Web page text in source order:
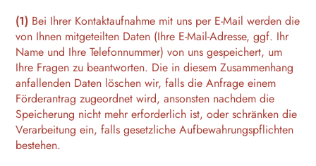
(1) Bei Ihrer Kontaktaufnahme mit uns per E-Mail werden die
von Ihnen mitgeteilten Daten (Ihre E-Mail-Adresse, ggf. Ihr
Name und Ihre Telefonnummer) von uns gespeichert, um
Ihre Fragen zu beantworten. Die in diesem Zusammenhang
anfallenden Daten löschen wir, falls die Anfrage einem
Förderantrag zugeordnet wird, ansonsten nachdem die
Speicherung nicht mehr erforderlich ist, oder schränken die
Verarbeitung ein, falls gesetzliche Aufbewahrungspflichten
bestehen.